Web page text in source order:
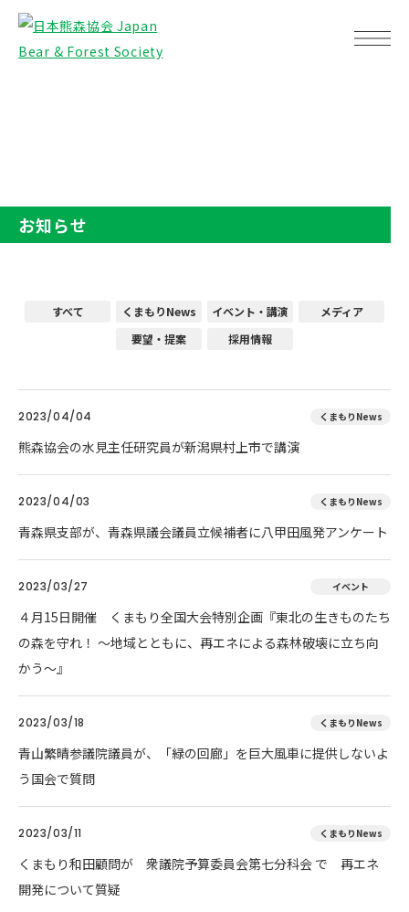
お知らせ
すべて くまもりNews イベント・講演
メディア
要望・提案
採用情報
2023/04/04 くまもりNews
熊森協会の水見主任研究員が新潟県村上市で講演
2023/04/03 くまもりNews
青森県支部が、青森県議会議員立候補者に八甲田風発アンケート
2023/03/27 イベント
４月15日開催 くまもり全国大会特別企画『東北の生きものたち
の森を守れ！ 〜地域とともに、再エネによる森林破壊に立ち向
かう〜』
2023/03/18 くまもりNews
青山繁晴参議院議員が、「緑の回廊」を巨大風車に提供しないよ
う国会で質問
2023/03/11 くまもりNews
くまもり和田顧問が 衆議院予算委員会第七分科会 で 再エネ
開発について質疑